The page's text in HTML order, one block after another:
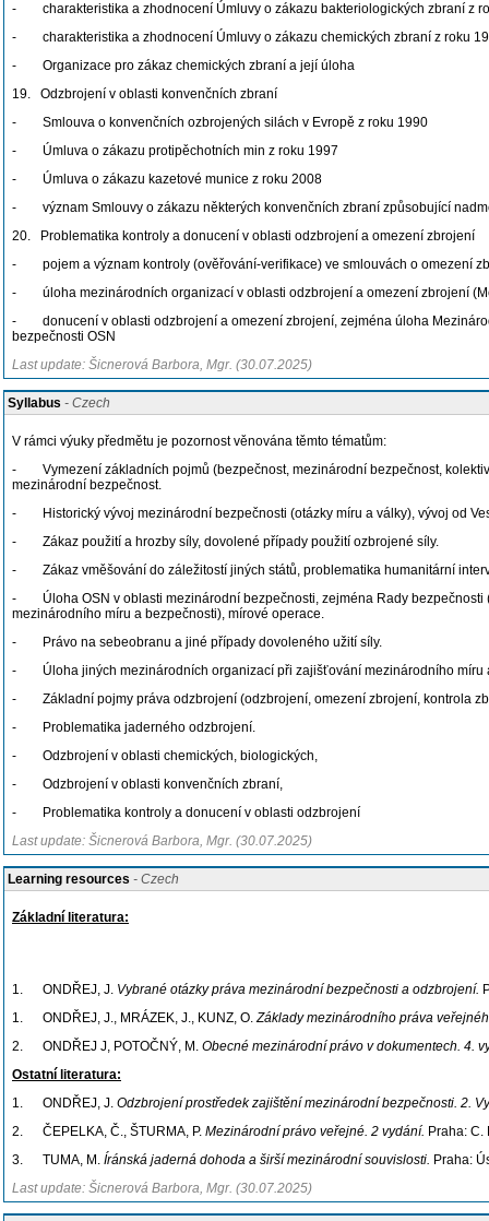
- charakteristika a zhodnocení Úmluvy o zákazu bakteriologických zbraní z
- charakteristika a zhodnocení Úmluvy o zákazu chemických zbraní z roku
- Organizace pro zákaz chemických zbraní a její úloha
19. Odzbrojení v oblasti konvenčních zbraní
- Smlouva o konvenčních ozbrojených silách v Evropě z roku 1990
- Úmluva o zákazu protipěchotních min z roku 1997
- Úmluva o zákazu kazetové munice z roku 2008
- význam Smlouvy o zákazu některých konvenčních zbraní způsobující
20. Problematika kontroly a donucení v oblasti odzbrojení a omezení zbrojení
- pojem a význam kontroly (ověřování-verifikace) ve smlouvách o omezení
- úloha mezinárodních organizací v oblasti odzbrojení a omezení zbrojení
- donucení v oblasti odzbrojení a omezení zbrojení, zejména úloha
bezpečnosti OSN
Last update: Šicnerová Barbora, Mgr. (30.07.2025)
Syllabus - Czech
V rámci výuky předmětu je pozornost věnována těmto tématům:
- Vymezení základních pojmů (bezpečnost, mezinárodní bezpečnost,
mezinárodní bezpečnost.
- Historický vývoj mezinárodní bezpečnosti (otázky míru a války), vývoj od
- Zákaz použití a hrozby síly, dovolené případy použití ozbrojené síly.
- Zákaz vměšování do záležitostí jiných států, problematika humanitární
- Úloha OSN v oblasti mezinárodní bezpečnosti, zejména Rady bezpečnosti
mezinárodního míru a bezpečnosti), mírové operace.
- Právo na sebeobranu a jiné případy dovoleného užití síly.
- Úloha jiných mezinárodních organizací při zajišťování mezinárodního míru
- Základní pojmy práva odzbrojení (odzbrojení, omezení zbrojení, kontrola
- Problematika jaderného odzbrojení.
- Odzbrojení v oblasti chemických, biologických,
- Odzbrojení v oblasti konvenčních zbraní,
- Problematika kontroly a donucení v oblasti odzbrojení
Last update: Šicnerová Barbora, Mgr. (30.07.2025)
Learning resources - Czech
Základní literatura:
1. ONDŘEJ, J. Vybrané otázky práva mezinárodní bezpečnosti a odzbrojení.
1. ONDŘEJ, J., MRÁZEK, J., KUNZ, O.Základy mezinárodního práva
2. ONDŘEJ J, POTOČNÝ, M. Obecné mezinárodní právo v dokumentech. 4.
Ostatní literatura:
1. ONDŘEJ, J. Odzbrojení prostředek zajištění mezinárodní bezpečnosti. 2.
2. ČEPELKA, Č., ŠTURMA, P. Mezinárodní právo veřejné. 2 vydání. Praha:
3. TUMA, M. Íránská jaderná dohoda a širší mezinárodní souvislosti. Praha:
Last update: Šicnerová Barbora, Mgr. (30.07.2025)